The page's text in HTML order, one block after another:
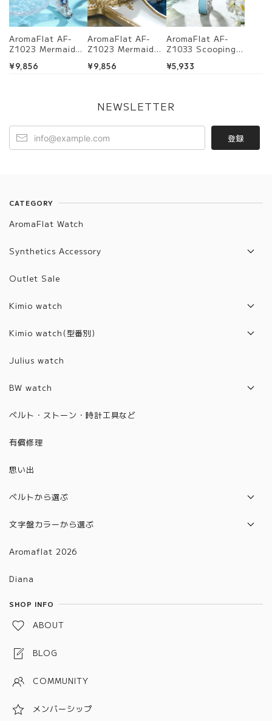
AromaFlat AF-
Z1023 Mermaid
Blue) 腕時計 レデ
¥9,856
AromaFlat AF-
Z1023 Mermaid
Purple) 腕時計 レ
¥9,856
AromaFlat AF-
Z1033 Scooping
Blue) 腕時計 レ
¥5,933
NEWSLETTER
登録
CATEGORY
AromaFlat Watch
Synthetics Accessory
Artifact List
Outlet Sale
Kimio watch
2017年モデル
2021年モデル
2022年モデル
2023年モデル
2024年モデル
Kimio watch(型番別)
Z1001~2000
6301~6400
6401~6500
6501~6600
6601～6700
Julius watch
BW watch
2021年モデル
ベルト・ストーン・時計工具など
有償修理
思い出
ベルトから選ぶ
本革ベルト
文字盤カラーから選ぶ
グラデーション
パープル
グレー
Aromaflat 2026
Diana
SHOP INFO
ABOUT
BLOG
COMMUNITY
メンバーシップ